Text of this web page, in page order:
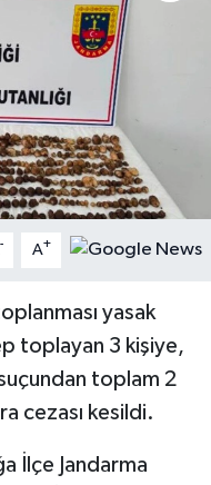
- A+
yasak
toplayan 3 kişiye,
toplam 2
cezası kesildi.
İlçe Jandarma